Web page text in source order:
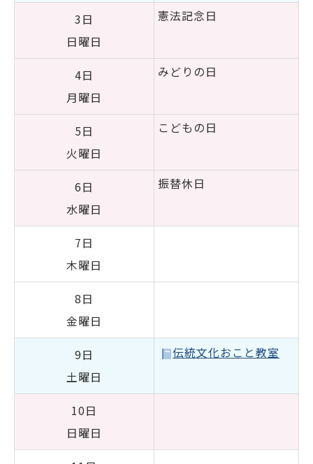
3日
日曜日
憲法記念日
4日
月曜日
みどりの日
5日
火曜日
こどもの日
6日
水曜日
振替休日
7日
木曜日
8日
金曜日
9日
土曜日
伝統文化おこと教室
10日
日曜日